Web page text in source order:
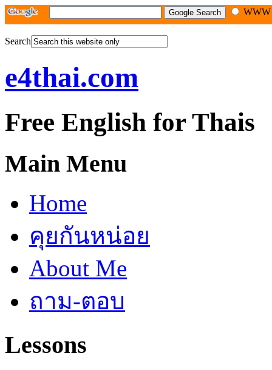
Search
e4thai.com
Free English for Thais
Main Menu
Home
คุยกันหน่อย
About Me
ถาม-ตอบ
Lessons